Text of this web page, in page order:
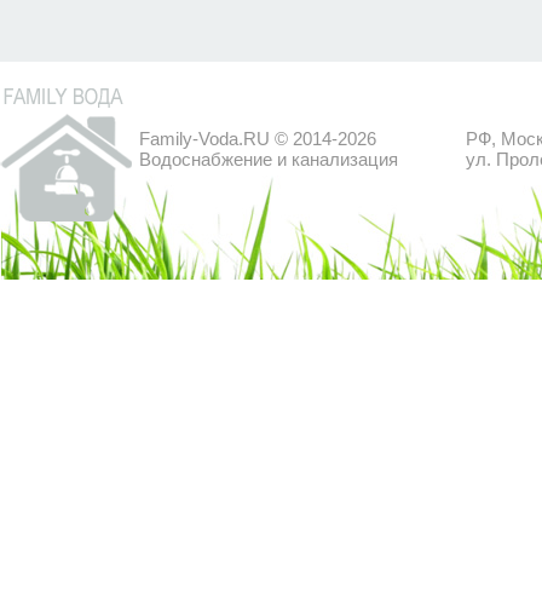
Family-Voda.RU © 2014-2026
Водоснабжение и канализация
РФ,
ул.